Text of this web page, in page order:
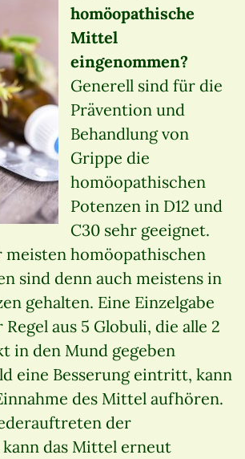
homöopathische
Mittel
eingenommen?
Generell sind für die
Prävention und
Behandlung von
Grippe die
homöopathischen
Potenzen in D12 und
C30 sehr geeignet.
homöopathischen
sind denn auch meistens in
gehalten. Eine Einzelgabe
aus 5 Globuli, die alle 2
in den Mund gegeben
eine Besserung eintritt, kann
des Mittel aufhören.
der
das Mittel erneut